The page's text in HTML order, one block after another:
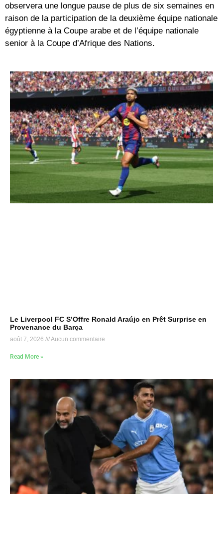
observera une longue pause de plus de six semaines en
raison de la participation de la deuxième équipe nationale
égyptienne à la Coupe arabe et de l’équipe nationale
senior à la Coupe d’Afrique des Nations.
Le Liverpool FC S’Offre Ronald Araújo en Prêt Surprise en
Provenance du Barça
août 7, 2026 Aucun commentaire
Read More »